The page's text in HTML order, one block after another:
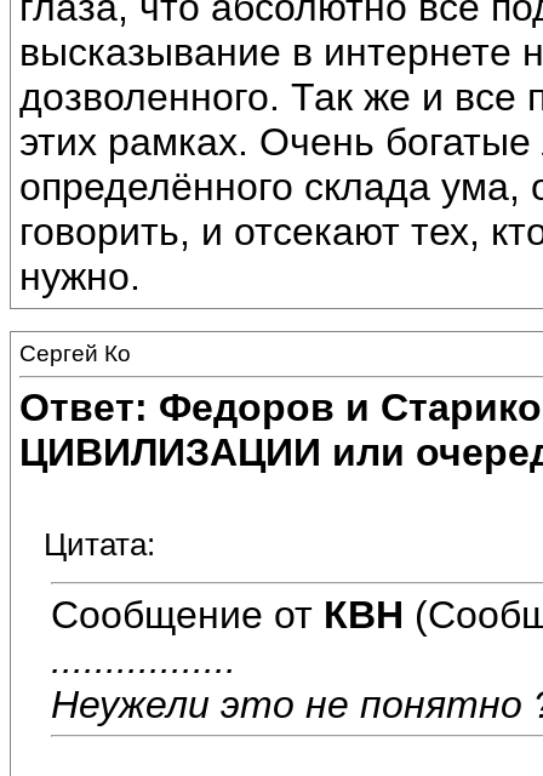
высказывание в интернете
дозволенного. Так же и все
этих рамках. Очень
определённого склада ума,
говорить, и отсекают тех,
нужно.
Сергей Ко
Ответ: Федоров и
ЦИВИЛИЗАЦИИ или
Цитата:
Сообщение от КВН
.................
Неужели это не понятно